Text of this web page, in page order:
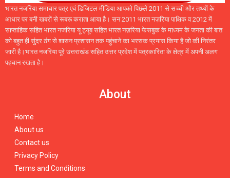
भारत नजरिया समाचार पत्र एवं डिजिटल मीडिया आपको पिछले 2011 से सच्ची और तथ्यों के
आधार पर बनी खबरों से रूबरू कराता आया है। सन 2011 भारत नज़रिया पाक्षिक व 2012 में
साप्ताहिक सहित भारत नजरिया यू ट्यूब सहित भारत नज़रिया फेसबुक के माध्यम के जनता की बात
को बहुत ही सुंदर ठंग से शासन प्रशासन तक पहुंचाने का भरसक प्रयास किया है जो की निरंतर
जारी है।भारत नजरिया पूरे उत्तराखंड सहित उत्तर प्रदेश में पत्रकारिता के क्षेत्र में अपनी अलग
पहचान रखता है।
About
Home
About us
Contact us
Privacy Policy
Terms and Conditions